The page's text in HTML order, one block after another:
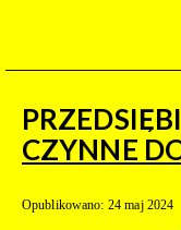
CZYNNE
Opublikowano: 24 maj 2024